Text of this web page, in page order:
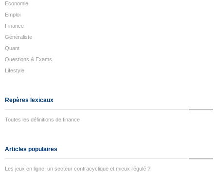
Economie
Emploi
Finance
Généraliste
Quant
Questions & Exams
Lifestyle
Repères lexicaux
Toutes les définitions de finance
Articles populaires
Les jeux en ligne, un secteur contracyclique et mieux régulé ?